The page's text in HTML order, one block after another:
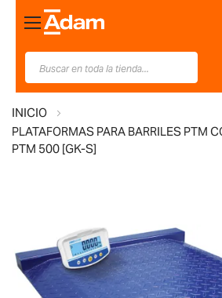
Toggle
Nav
INICIO
PLATAFORMAS PARA BARRILES PTM
PTM 500 [GK-S]
al
final